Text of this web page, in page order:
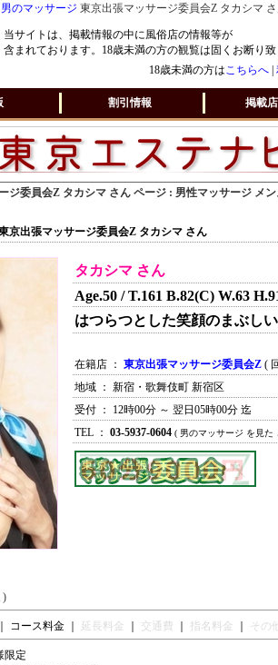
男のマッサージ 東京出張マッサージ委員会Z タカシマ
当サイトは、掲載情報の中に風俗店の情報等が
含まれております。18歳未満の方の観覧は固くお断り致
18歳未満の方はこちらへ
割引情報 掲載
ジ委員会Z タカシマ さん ページ : 男性マッサージ メ
京出張マッサージ委員会Z タカシマ さん
タカシマ さん
Age.50 / T.161 B.82(C) W.63
はつらつとした笑顔のまぶし
在籍店 ： 東京出張マッサージ委員会Z (
地域 ： 新宿・歌舞伎町 新宿区
受付 ： 12時00分 ～ 翌日05時00分 迄
TEL ： 03-5937-0604 ( 男のマッサージ を見た
)
｜ コース料金 ｜ 延長料金 交通費 指名料金 その
限定